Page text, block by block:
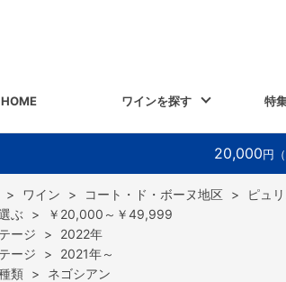
HOME ワインを探す 特
20,000 円
> ワイン > コート・ド・ボーヌ地区 > ピュ
>
￥20,000～￥49,999
>
2022年
>
2021年～
>
ネゴシアン